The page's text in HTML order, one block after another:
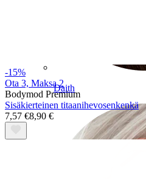
Daith
-15%
Ota 3, Maksa 2
Bodymod Premium
Sisäkierteinen titaanihevosenkenkä
7,57 €8,90 €